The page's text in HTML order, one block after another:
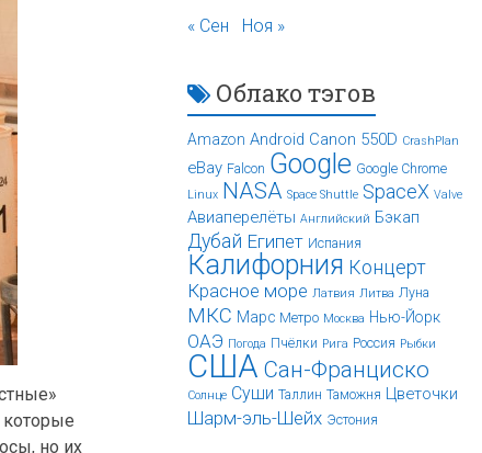
которые
но их
« Сен Ноя »
Облако тэгов
Amazon Android Canon 550D CrashPlan
eBay Falcon Google Google Chrome
Linux NASA Space Shuttle SpaceX Valve
Авиаперелёты Английский Бэкап
Дубай Египет Испания
Калифорния Концерт
Красное море Латвия Литва Луна
МКС Марс Метро Москва Нью-Йорк
ОАЭ Погода Пчёлки Рига Россия Рыбки
США Сан-Франциско
Солнце Суши Таллин Таможня Цветочки
Шарм-эль-Шейх Эстония